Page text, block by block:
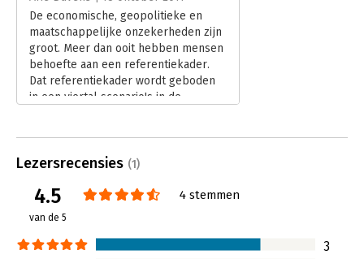
Verschijningsdatum:
19-9-2011
Hoofdrubriek: Economie
De economische, geopolitieke en
maatschappelijke onzekerheden zijn
groot. Meer dan ooit hebben mensen
behoefte aan een referentiekader.
Dat referentiekader wordt geboden
in een viertal scenario's in de
Onderzoek van Rabobank Nederland:
Struijs en editor Enrico Versteegh.
Het is geen voorspelling van de
van de wereld zoals die er in 2030 uit
Lezersrecensies (1)
4.5
van de 5
4 stemmen
3